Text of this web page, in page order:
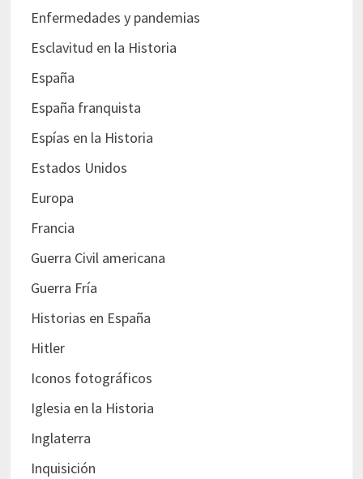
Enfermedades y pandemias
Esclavitud en la Historia
España
España franquista
Espías en la Historia
Estados Unidos
Europa
Francia
Guerra Civil americana
Guerra Fría
Historias en España
Hitler
Iconos fotográficos
Iglesia en la Historia
Inglaterra
Inquisición